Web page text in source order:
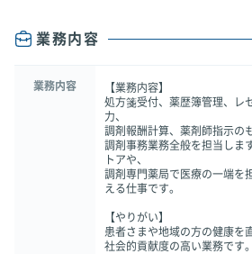
業務内容
業務内容
【業務内容】
処方箋受付、薬歴簿管理、レ
力、
調剤報酬計算、薬剤師指示の
調剤事務業務全般を担当しま
トアや、
調剤専門薬局で医療の一端を
える仕事です。
【やりがい】
患者さまや地域の方の健康を
社会的貢献度の高い業務です